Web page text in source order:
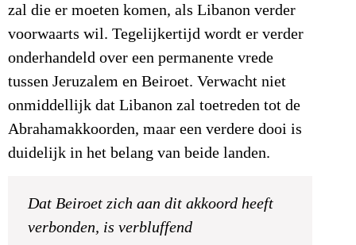
zal die er moeten komen, als Libanon verder
voorwaarts wil. Tegelijkertijd wordt er verder
onderhandeld over een permanente vrede
tussen Jeruzalem en Beiroet. Verwacht niet
onmiddellijk dat Libanon zal toetreden tot de
Abrahamakkoorden, maar een verdere dooi is
duidelijk in het belang van beide landen.
Dat Beiroet zich aan dit akkoord heeft
verbonden, is verbluffend